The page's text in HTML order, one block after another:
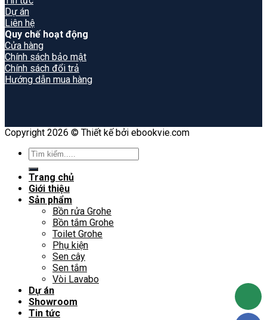
Dự án
Liên hệ
Quy chế hoạt động
Cửa hàng
Chính sách bảo mật
Chính sách đổi trả
Hướng dẫn mua hàng
Copyright 2026 © Thiết kế bởi ebookvie.com
Search
for:
Trang chủ
Giới thiệu
Sản phẩm
Bồn rửa Grohe
Bồn tắm Grohe
Toilet Grohe
Phụ kiện
Sen cây
Sen tắm
Vòi Lavabo
Dự án
Showroom
Tin tức